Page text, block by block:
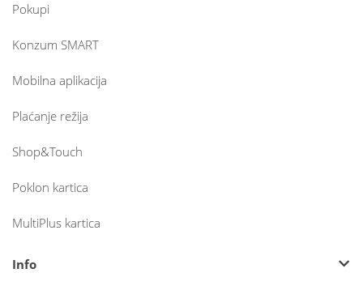
Pokupi
Konzum SMART
Mobilna aplikacija
Plaćanje režija
Shop&Touch
Poklon kartica
MultiPlus kartica
Info